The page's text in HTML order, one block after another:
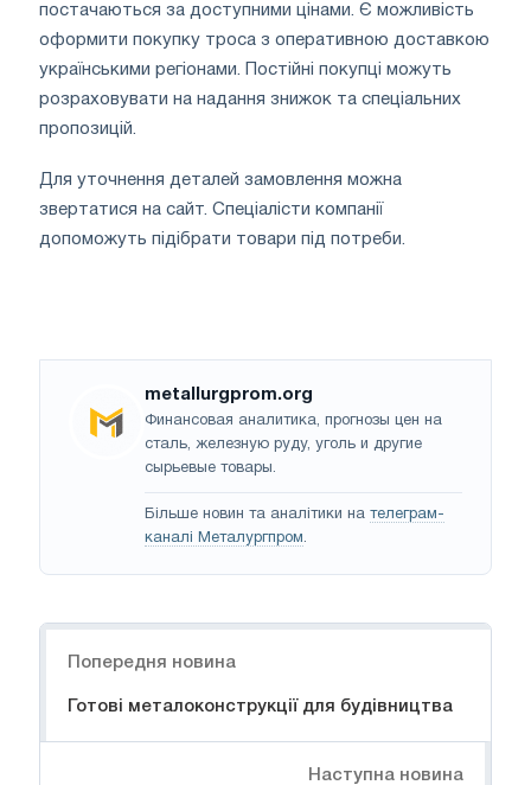
постачаються за доступними цінами. Є можливість
оформити покупку троса з оперативною доставкою
українськими регіонами. Постійні покупці можуть
розраховувати на надання знижок та спеціальних
пропозицій.
Для уточнення деталей замовлення можна
звертатися на сайт. Спеціалісти компанії
допоможуть підібрати товари під потреби.
metallurgprom.org
Финансовая аналитика, прогнозы цен на
сталь, железную руду, уголь и другие
сырьевые товары.
Більше новин та аналітики на телеграм-
каналі Металургпром.
Попередня новина
Готові металоконструкції для будівництва
Наступна новина